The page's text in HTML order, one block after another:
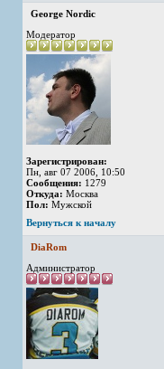
George Nordic
Модератор
Зарегистрирован:
Пн, авг 07 2006, 10:50
Сообщения: 1279
Откуда: Москва
Пол: Мужской
Вернуться к началу
DiaRom
Администратор